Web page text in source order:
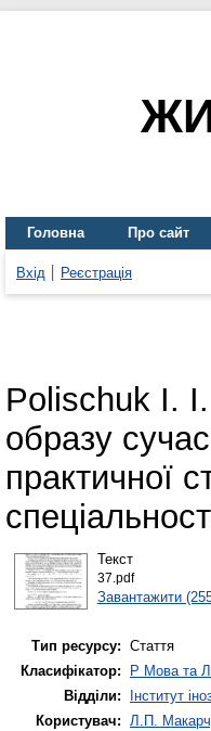
Головна Про сайт
Вхід Реєстрація
Polischuk I. I.
образу
практичної
Текст
37.pdf
Завантажити
Тип ресурсу: Стаття
Класифікатор:
P Мова та
Відділи:
Інститут
Користувач: Л.П.